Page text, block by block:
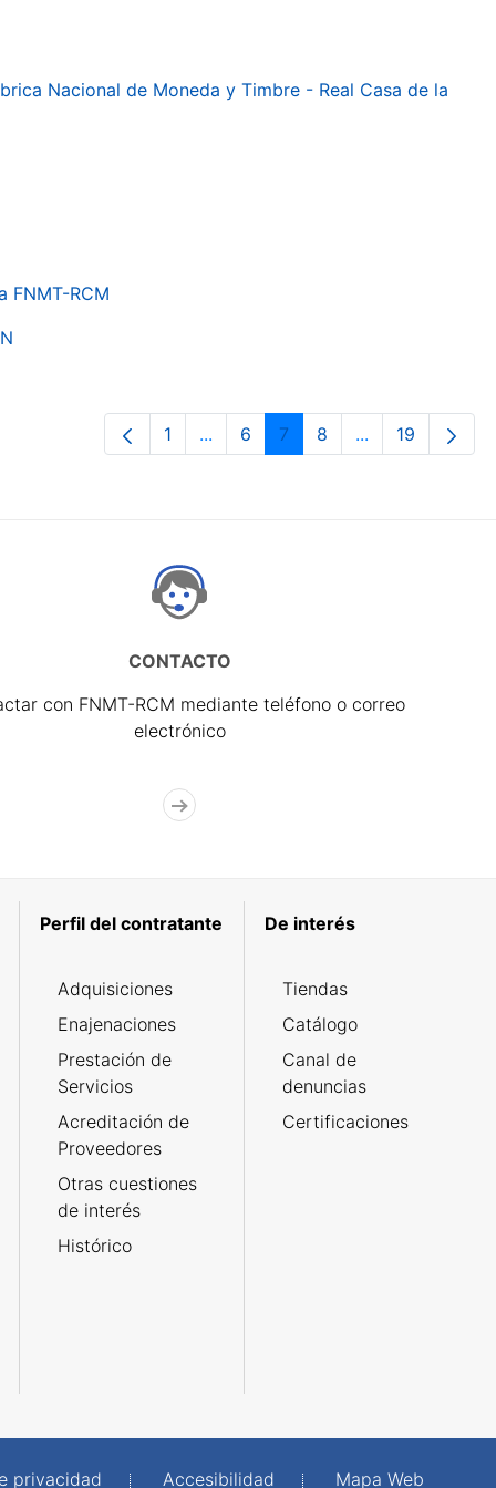
Nacional de Moneda y Timbre - Real Casa de la
FNMT-RCM
Página
1 ...Páginas intermedias Use TAB
Página
6 Página
7 Página
8 ...PáginasPágina
19
CONTACTO
con FNMT-RCM mediante teléfono o correo
electrónico
Perfil del contratante
Adquisiciones
Enajenaciones
Prestación de
Servicios
Acreditación de
Proveedores
Otras cuestiones
de interés
Histórico
De interés
Tiendas
Catálogo
Canal de
denuncias
Certificaciones
privacidad Accesibilidad Mapa Web